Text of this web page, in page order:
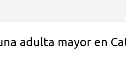
adulta mayor en